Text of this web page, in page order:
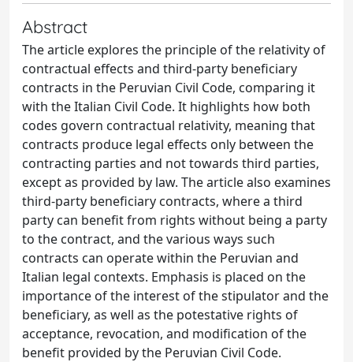
Abstract
The article explores the principle of the relativity of
contractual effects and third-party beneficiary
contracts in the Peruvian Civil Code, comparing it
with the Italian Civil Code. It highlights how both
codes govern contractual relativity, meaning that
contracts produce legal effects only between the
contracting parties and not towards third parties,
except as provided by law. The article also examines
third-party beneficiary contracts, where a third
party can benefit from rights without being a party
to the contract, and the various ways such
contracts can operate within the Peruvian and
Italian legal contexts. Emphasis is placed on the
importance of the interest of the stipulator and the
beneficiary, as well as the potestative rights of
acceptance, revocation, and modification of the
benefit provided by the Peruvian Civil Code.